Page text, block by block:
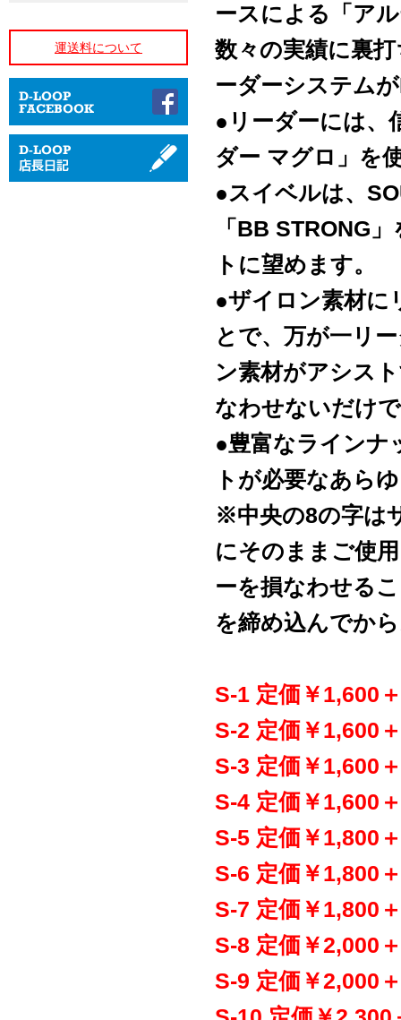
ースによる「ア
数々の実績に裏
ーダーシステム
●リーダーには、
ダー マグロ」を
●スイベルは、
「BB STRONG
トに望めます。
●ザイロン素材に
とで、万が一リ
ン素材がアシス
なわせないだけ
●豊富なラインナ
トが必要なあら
※中央の8の字は
にそのままご使
ーを損なわせる
を締め込んでか
S-1 定価￥1,600
S-2 定価￥1,600
S-3 定価￥1,600
S-4 定価￥1,600
S-5 定価￥1,800
S-6 定価￥1,800
S-7 定価￥1,800
S-8 定価￥2,000
S-9 定価￥2,000
運送料について